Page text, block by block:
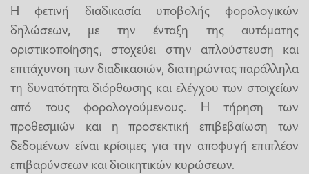
Η φετινή διαδικασία υποβολής φορολογικών
δηλώσεων, με την ένταξη της αυτόματης
οριστικοποίησης, στοχεύει στην απλούστευση και
επιτάχυνση των διαδικασιών, διατηρώντας παράλληλα
τη δυνατότητα διόρθωσης και ελέγχου των στοιχείων
από τους φορολογούμενους. Η τήρηση των
προθεσμιών και η προσεκτική επιβεβαίωση των
δεδομένων είναι κρίσιμες για την αποφυγή επιπλέον
επιβαρύνσεων και διοικητικών κυρώσεων.